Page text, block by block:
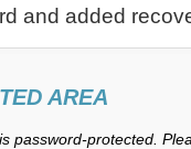
and added
AREA
password-protected.